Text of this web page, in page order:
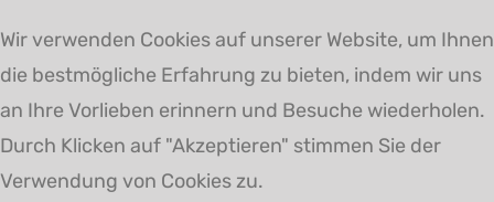
Wir verwenden Cookies auf unserer Website, um Ihnen
die bestmögliche Erfahrung zu bieten, indem wir uns
an Ihre Vorlieben erinnern und Besuche wiederholen.
Durch Klicken auf "Akzeptieren" stimmen Sie der
Verwendung von Cookies zu.